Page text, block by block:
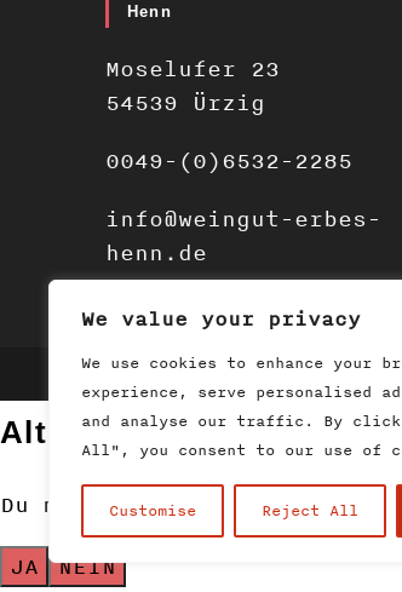
We value your privacy
We use cookies to enhance your
experience, serve personalised
and analyse our traffic. By
All", you consent to our use of
Customise Reject All
Henn
Moselufer 23
54539 Ürzig
0049-(0)6532-2285
info@weingut-erbes-
henn.de
2019 - Weingut Erbes Henn
Altersprüfung
Du musst mindestens18
JA
NEIN